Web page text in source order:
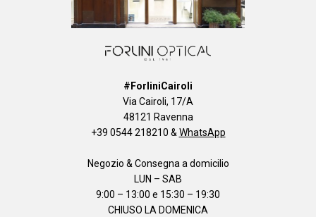
#ForliniCairoli
Via Cairoli, 17/A
48121 Ravenna
+39 0544 218210 &WhatsApp
Negozio & Consegna a domicilio
LUN – SAB
9:00 – 13:00 e 15:30 – 19:30
CHIUSO LA DOMENICA